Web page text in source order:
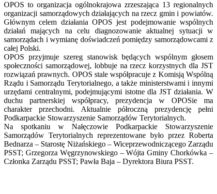
OPOS to organizacja ogólnokrajowa zrzeszająca 13 regionalnych
organizacji samorządowych działających na rzecz gmin i powiatów.
Głównym celem działania OPOS jest podejmowanie wspólnych
działań mających na celu diagnozowanie aktualnej sytuacji w
samorządach i wymianę doświadczeń pomiędzy samorządowcami z
całej Polski.
OPOS przyjmuje szereg stanowisk będących wspólnym głosem
społeczności samorządowej, lobbuje na rzecz korzystnych dla JST
rozwiązań prawnych. OPOS stale współpracuje z Komisją Wspólną
Rządu i Samorządu Terytorialnego, a także ministerstwami i innymi
urzędami centralnymi, podejmującymi istotne dla JST działania. W
duchu partnerskiej współpracy, prezydencja w OPOSie ma
charakter przechodni. Aktualnie półroczną prezydencję pełni
Podkarpackie Stowarzyszenie Samorządów Terytorialnych.
Na spotkaniu w Nałęczowie Podkarpackie Stowarzyszenie
Samorządów Terytorialnych reprezentowane było przez Roberta
Bednarza – Starostę Niżańskiego – Wiceprzewodniczącego Zarządu
PSST; Grzegorza Węgrzynowskiego – Wójta Gminy Chorkówka –
Członka Zarządu PSST; Pawła Baja – Dyrektora Biura PSST.